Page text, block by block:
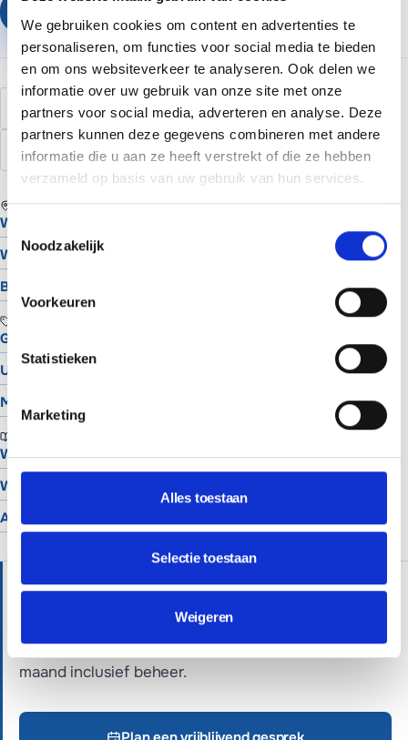
We gebruiken cookies om content en advertenties te
personaliseren, om functies voor social media te bieden
en om ons websiteverkeer te analyseren. Ook delen we
informatie over uw gebruik van onze site met onze
partners voor social media, adverteren en analyse. Deze
partners kunnen deze gegevens combineren met andere
informatie die u aan ze heeft verstrekt of die ze hebben
verzameld op basis van uw gebruik van hun services.
Toestemmingsselectie
Noodzakelijk
Voorkeuren
Statistieken
Marketing
Alles toestaan
Selectie toestaan
Weigeren
webteksten copywriting content conversie
schrijven
REGIO
Website laten maken in Assen
Website laten maken in Groningen
Bekijk alle locaties
Gratis Logo Maker
UTM Builder
Meta Snippet Generator
Website voor schilders
Website voor hoveniers
Alle branches
HULP NODIG?
Wij helpen je graag verder met persoonlijk advies.
Professionele websites vanaf €699 of €65 per
maand inclusief beheer.